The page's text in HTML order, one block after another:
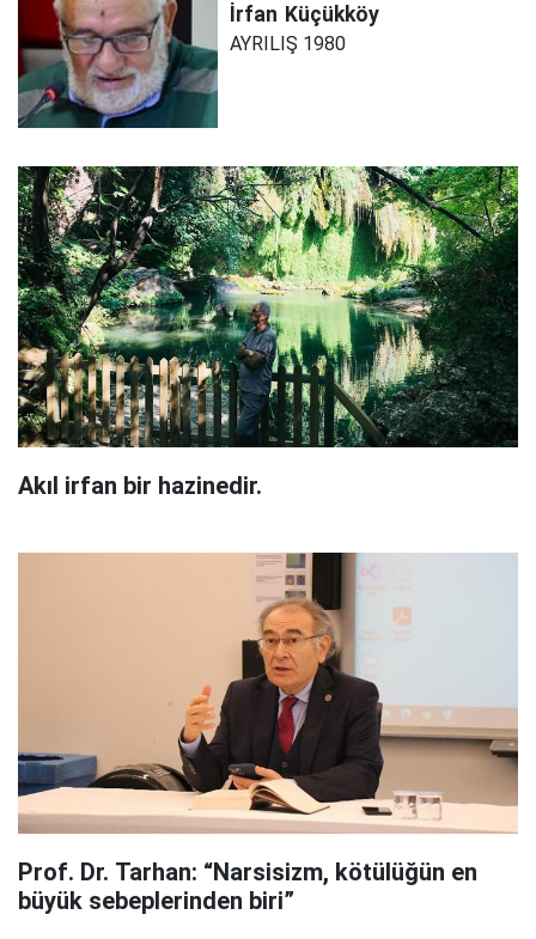
İrfan Küçükköy
AYRILIŞ 1980
Akıl irfan bir hazinedir.
Prof. Dr. Tarhan: “Narsisizm, kötülüğün en
büyük sebeplerinden biri”